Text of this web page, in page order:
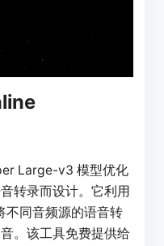
Large-v3 模型优化
转录而设计。它利用
不同音频源的语音转
。该工具免费提供给